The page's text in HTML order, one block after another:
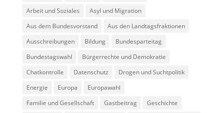
Arbeit und Soziales
Asyl und Migration
Aus dem Bundesvorstand
Aus den Landtagsfraktionen
Ausschreibungen
Bildung
Bundesparteitag
Bundestagswahl
Bürgerrechte und Demokratie
Chatkontrolle
Datenschutz
Drogen und Suchtpolitik
Energie
Europa
Europawahl
Familie und Gesellschaft
Gastbeitrag
Geschichte